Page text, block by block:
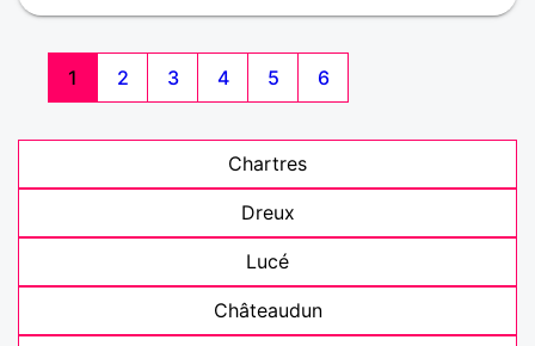
1 2 3 4 5 6
Chartres
Dreux
Lucé
Châteaudun